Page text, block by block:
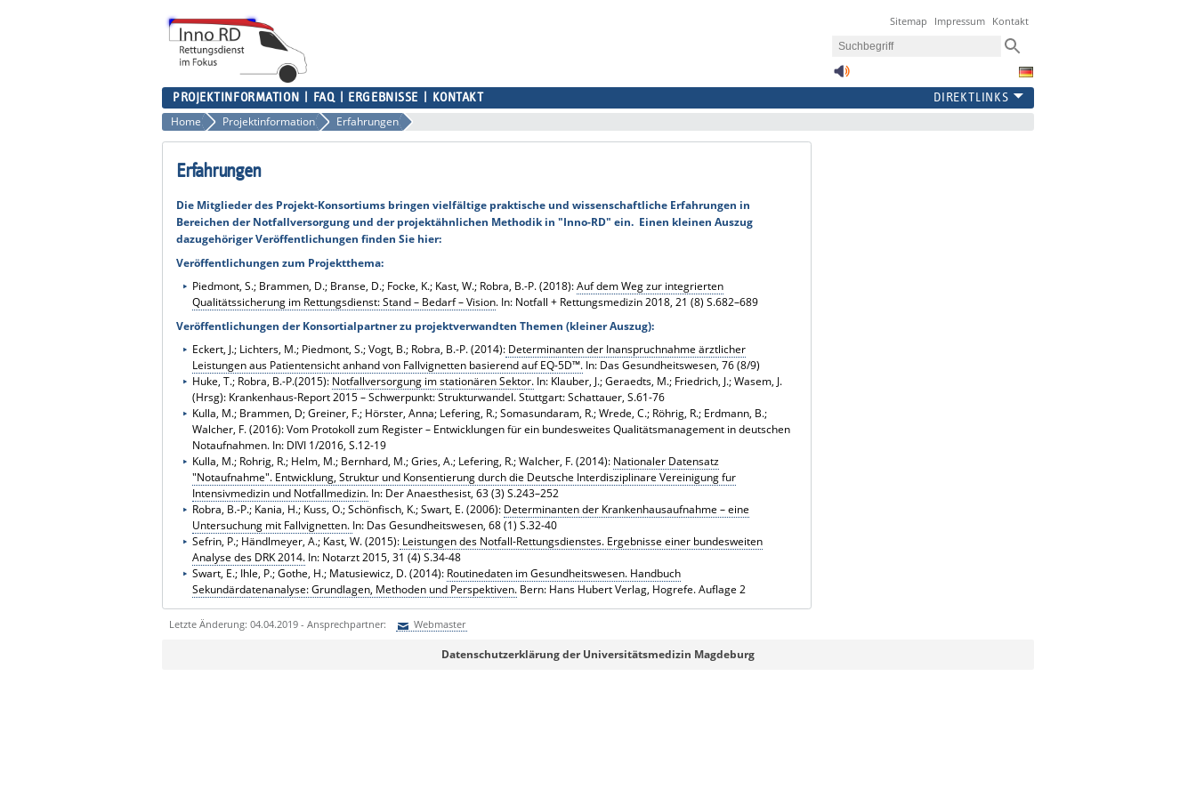
Sitemap Impressum Kontakt
PROJEKTINFORMATION FAQ ERGEBNISSE KONTAKT
Home Projektinformation Erfahrungen
Erfahrungen
Die Mitglieder des Projekt-Konsortiums bringen vielfältige praktische und wissenschaftliche Erfahrungen in
Bereichen der Notfallversorgung und der projektähnlichen Methodik in "Inno-RD" ein. Einen kleinen Auszug
dazugehöriger Veröffentlichungen finden Sie hier:
Veröffentlichungen zum Projektthema:
Piedmont, S.; Brammen, D.; Branse, D.; Focke, K.; Kast, W.; Robra, B.-P. (2018):Auf dem Weg zur integrierten
Qualitätssicherung im Rettungsdienst: Stand – Bedarf – Vision. In: Notfall + Rettungsmedizin 2018, 21 (8) S.682–689
Veröffentlichungen der Konsortialpartner zu projektverwandten Themen (kleiner Auszug):
Eckert, J.; Lichters, M.; Piedmont, S.; Vogt, B.; Robra, B.-P.(2014):Determinanten der Inanspruchnahme ärztlicher
Leistungen aus Patientensicht anhand von Fallvignetten basierend auf EQ-5D™.In: Das Gesundheitswesen, 76 (8/9)
Huke, T.; Robra, B.-P.(2015): Notfallversorgung im stationären Sektor.In: Klauber, J.; Geraedts, M.; Friedrich, J.; Wasem, J.
(Hrsg): Krankenhaus-Report 2015 – Schwerpunkt: Strukturwandel. Stuttgart: Schattauer, S.61-76
Kulla, M.; Brammen, D; Greiner, F.; Hörster, Anna; Lefering, R.; Somasundaram, R.; Wrede, C.; Röhrig, R.; Erdmann, B.;
Walcher, F. (2016): Vom Protokoll zum Register – Entwicklungen für ein bundesweites Qualitätsmanagement in deutschen
Notaufnahmen. In: DIVI 1/2016, S.12-19
Kulla, M.; Rohrig, R.; Helm, M.; Bernhard, M.; Gries, A.; Lefering, R.; Walcher, F. (2014): Nationaler Datensatz
"Notaufnahme". Entwicklung, Struktur und Konsentierung durch die Deutsche Interdisziplinare Vereinigung fur
Intensivmedizin und Notfallmedizin.In: Der Anaesthesist, 63 (3) S.243–252
Robra, B.-P.; Kania, H.; Kuss, O.; Schönfisch, K.; Swart, E. (2006): Determinanten der Krankenhausaufnahme – eine
Untersuchung mit Fallvignetten. In: Das Gesundheitswesen, 68 (1) S.32-40
Sefrin, P.; Händlmeyer, A.; Kast, W. (2015):Leistungen des Notfall-Rettungsdienstes. Ergebnisse einer bundesweiten
Analyse des DRK 2014.In: Notarzt 2015, 31 (4) S.34-48
Swart, E.; Ihle, P.; Gothe, H.; Matusiewicz, D. (2014): Routinedaten im Gesundheitswesen. Handbuch
Sekundärdatenanalyse: Grundlagen, Methoden und Perspektiven.Bern: Hans Hubert Verlag, Hogrefe. Auflage 2
Letzte Änderung: 04.04.2019 - Ansprechpartner: Webmaster
WebmasterDatenschutzerklärung der Universitätsmedizin Magdeburg